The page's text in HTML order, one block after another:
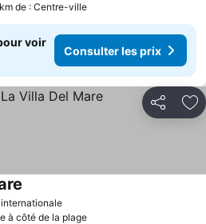
de : Centre-ville
voir
Consulter les prix
Partager
à côté de la plage